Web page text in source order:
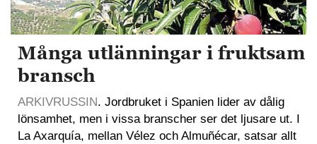
Många utlänningar i fruktsam
bransch
ARKIVRUSSIN. Jordbruket i Spanien lider av dålig
lönsamhet, men i vissa branscher ser det ljusare ut. I
La Axarquía, mellan Vélez och Almuñécar, satsar allt